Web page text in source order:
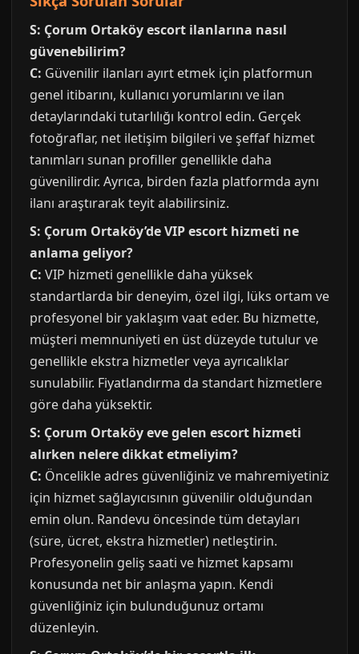
S: Çorum Ortaköy escort ilanlarına nasıl
güvenebilirim?
C: Güvenilir ilanları ayırt etmek için platformun
genel itibarını, kullanıcı yorumlarını ve ilan
detaylarındaki tutarlılığı kontrol edin. Gerçek
fotoğraflar, net iletişim bilgileri ve şeffaf hizmet
tanımları sunan profiller genellikle daha
güvenilirdir. Ayrıca, birden fazla platformda aynı
ilanı araştırarak teyit alabilirsiniz.
S: Çorum Ortaköy’de VIP escort hizmeti ne
anlama geliyor?
C: VIP hizmeti genellikle daha yüksek
standartlarda bir deneyim, özel ilgi, lüks ortam ve
profesyonel bir yaklaşım vaat eder. Bu hizmette,
müşteri memnuniyeti en üst düzeyde tutulur ve
genellikle ekstra hizmetler veya ayrıcalıklar
sunulabilir. Fiyatlandırma da standart hizmetlere
göre daha yüksektir.
S: Çorum Ortaköy eve gelen escort hizmeti
alırken nelere dikkat etmeliyim?
C: Öncelikle adres güvenliğiniz ve mahremiyetiniz
için hizmet sağlayıcısının güvenilir olduğundan
emin olun. Randevu öncesinde tüm detayları
(süre, ücret, ekstra hizmetler) netleştirin.
Profesyonelin geliş saati ve hizmet kapsamı
konusunda net bir anlaşma yapın. Kendi
güvenliğiniz için bulunduğunuz ortamı
düzenleyin.